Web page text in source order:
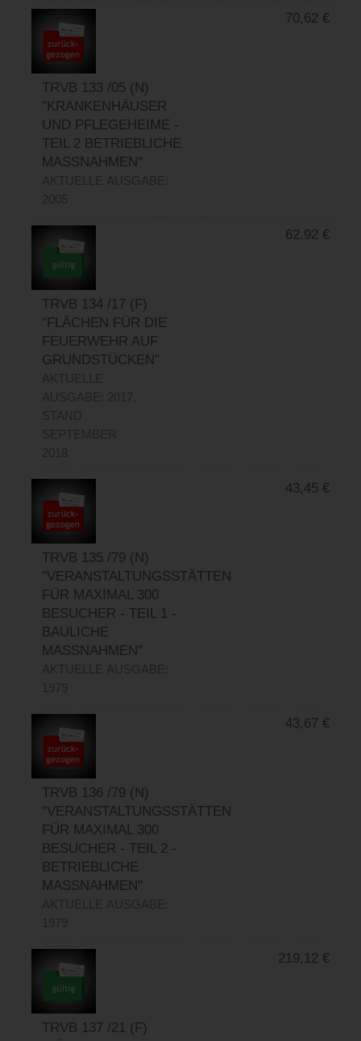
TRVB 133 /05 (N)
"KRANKENHÄUSER
UND PFLEGEHEIME -
TEIL 2 BETRIEBLICHE
MASSNAHMEN"
70,62 €
TRVB 134 /17 (F)
"FLÄCHEN FÜR DIE
FEUERWEHR AUF
GRUNDSTÜCKEN"
62,92 €
TRVB 135 /79 (N)
"VERANSTALTUNGSSTÄTTEN
FÜR MAXIMAL 300
BESUCHER - TEIL 1 -
BAULICHE
MASSNAHMEN"
43,45 €
TRVB 136 /79 (N)
"VERANSTALTUNGSSTÄTTEN
FÜR MAXIMAL 300
BESUCHER - TEIL 2 -
BETRIEBLICHE
MASSNAHMEN"
43,67 €
TRVB 137 /21 (F)
219,12 €